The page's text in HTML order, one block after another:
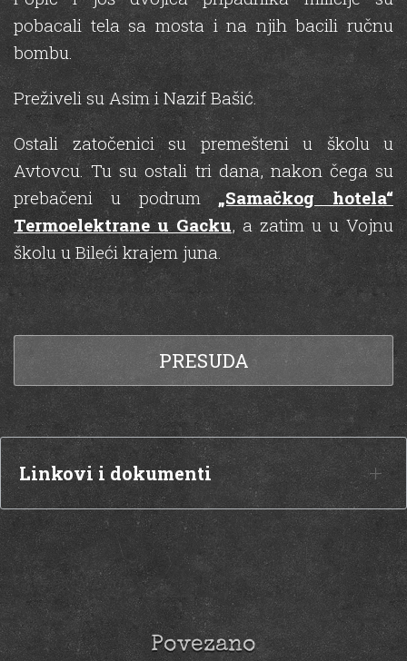
pobacali tela sa mosta i na njih bacili ručnu
bombu.
Preživeli su Asim i Nazif Bašić.
Ostali zatočenici su premešteni u školu u
Avtovcu. Tu su ostali tri dana, nakon čega su
prebačeni u podrum „Samačkog hotela“
Termoelektrane u Gacku, a zatim u u Vojnu
školu u Bileći krajem juna.
PRESUDA
Linkovi i dokumenti
Povezano